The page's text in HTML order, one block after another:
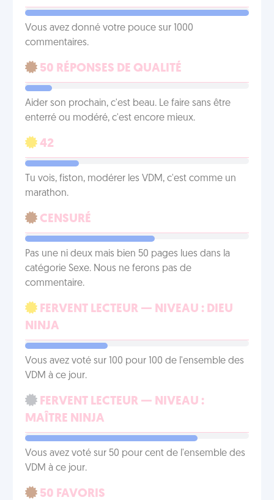
Vous avez donné votre pouce sur 1000
commentaires.
50 RÉPONSES DE QUALITÉ
Aider son prochain, c'est beau. Le faire sans être
enterré ou modéré, c'est encore mieux.
42
Tu vois, fiston, modérer les VDM, c'est comme un
marathon.
CENSURÉ
Pas une ni deux mais bien 50 pages lues dans la
catégorie Sexe. Nous ne ferons pas de
commentaire.
FERVENT LECTEUR — NIVEAU : DIEU
NINJA
Vous avez voté sur 100 pour 100 de l'ensemble des
VDM à ce jour.
FERVENT LECTEUR — NIVEAU :
MAÎTRE NINJA
Vous avez voté sur 50 pour cent de l'ensemble des
VDM à ce jour.
50 FAVORIS